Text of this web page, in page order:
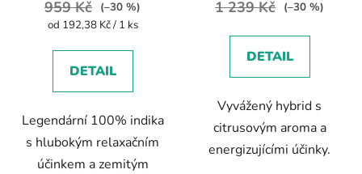
959 Kč
(–30 %)
Měrná
od 192,38 Kč / 1 ks
DETAIL
Legendární 100% indika
s hlubokým relaxačním
účinkem a zemitým
1 239 Kč (–30 %)
DETAIL
Vyvážený hybrid s
citrusovým aroma a
energizujícími účinky.